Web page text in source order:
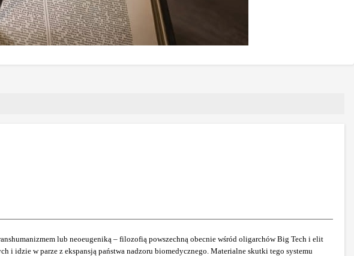
lub neoeugeniką – filozofią powszechną obecnie wśród oligarchów Big Tech i elit
i idzie w parze z ekspansją państwa nadzoru biomedycznego. Materialne skutki tego systemu